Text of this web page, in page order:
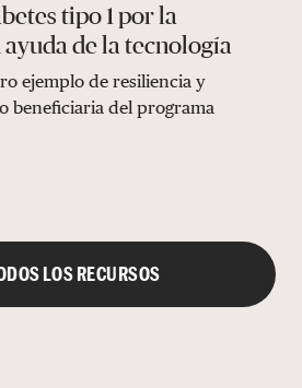
tipo 1 por la
de la tecnología
ejemplo de resiliencia y
beneficiaria del programa
LOS RECURSOS